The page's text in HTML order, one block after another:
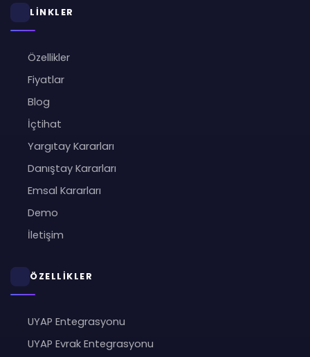
LİNKLER
Özellikler
Fiyatlar
Blog
İçtihat
Yargıtay Kararları
Danıştay Kararları
Emsal Kararları
Demo
İletişim
ÖZELLİKLER
UYAP Entegrasyonu
UYAP Evrak Entegrasyonu